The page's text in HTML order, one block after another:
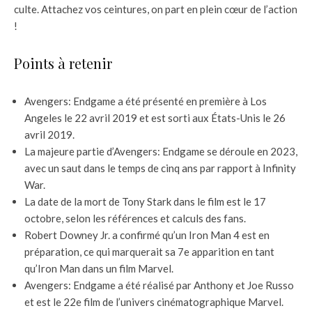
culte. Attachez vos ceintures, on part en plein cœur de l’action
!
Points à retenir
Avengers: Endgame a été présenté en première à Los
Angeles le 22 avril 2019 et est sorti aux États-Unis le 26
avril 2019.
La majeure partie d’Avengers: Endgame se déroule en 2023,
avec un saut dans le temps de cinq ans par rapport à Infinity
War.
La date de la mort de Tony Stark dans le film est le 17
octobre, selon les références et calculs des fans.
Robert Downey Jr. a confirmé qu’un Iron Man 4 est en
préparation, ce qui marquerait sa 7e apparition en tant
qu’Iron Man dans un film Marvel.
Avengers: Endgame a été réalisé par Anthony et Joe Russo
et est le 22e film de l’univers cinématographique Marvel.